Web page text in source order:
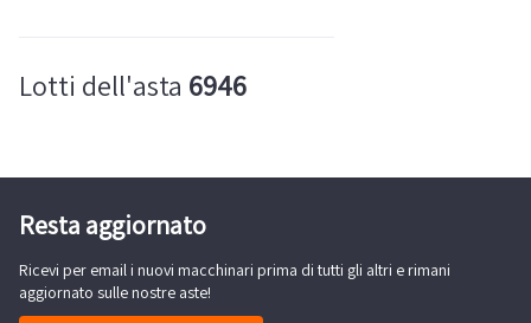
Lotti dell'asta 6946
Resta aggiornato
Ricevi per email i nuovi macchinari prima di tutti gli altri e rimani
aggiornato sulle nostre aste!